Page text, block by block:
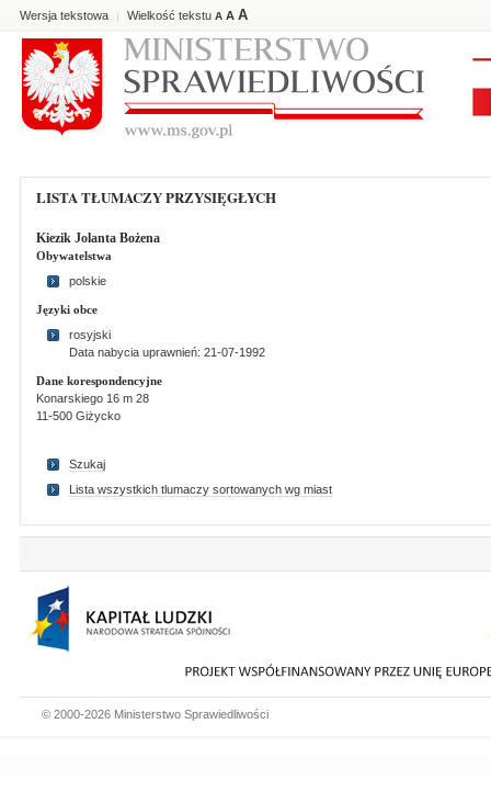
Wersja tekstowa | Wielkość tekstu A A A
LISTA TŁUMACZY PRZYSIĘGŁYCH
Kiezik Jolanta Bożena
Obywatelstwa
polskie
Języki obce
rosyjski
Data nabycia uprawnień: 21-07-1992
Dane korespondencyjne
Konarskiego 16 m 28
11-500 Giżycko
Szukaj
Lista wszystkich tlumaczy sortowanych wg miast
© 2000-2026 Ministerstwo Sprawiedliwości